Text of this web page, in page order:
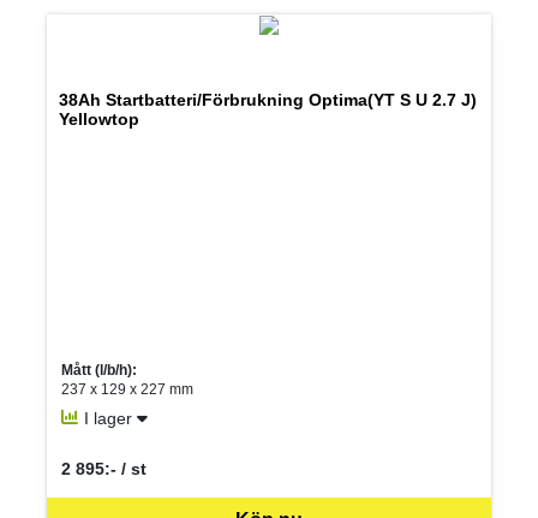
38Ah Startbatteri/Förbrukning Optima(YT S U 2.7 J)
Yellowtop
Mått (l/b/h):
237 x 129 x 227 mm
I lager
2 895:- / st
SEK per ST